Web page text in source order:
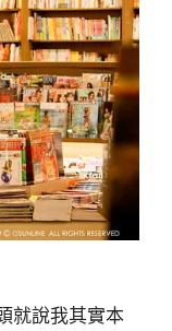
就說我其實本